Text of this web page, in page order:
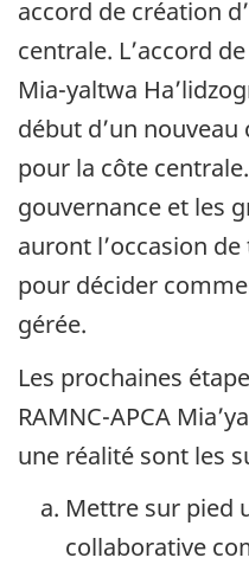
accord de création
centrale. L’accord
Mia-yaltwa
début d’un
pour la côte
gouvernance et les
auront l’occasion
pour décider
gérée.
Les prochaines
RAMNC-APCA
une réalité sont les
Mettre sur pied
collaborative